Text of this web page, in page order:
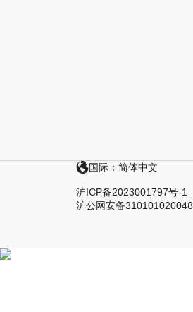
国际：简体中文
沪ICP备2023001797号-1
沪公网安备